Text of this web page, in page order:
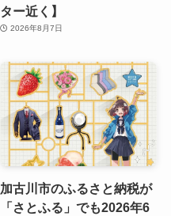
ター近く】
2026年8月7日
加古川市のふるさと納税が
「さとふる」でも2026年6